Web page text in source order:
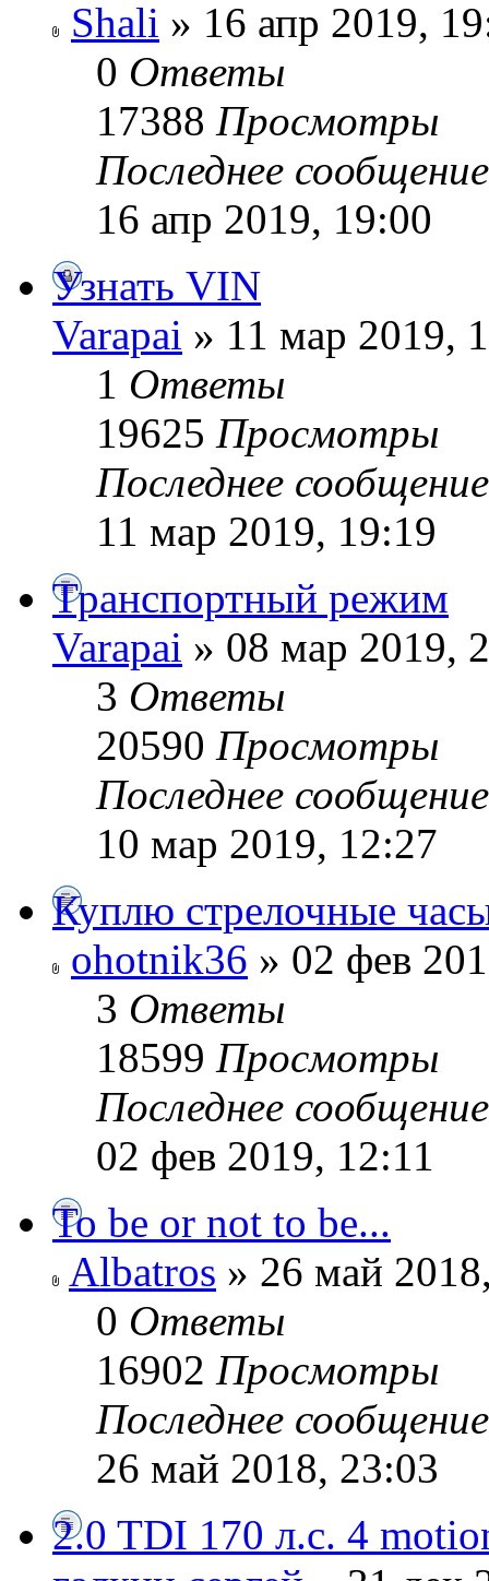
Shali » 16 апр 2019,
0 Ответы
17388 Просмотры
Последнее
16 апр 2019, 19:00
Узнать VIN
Varapai » 11 мар 2019,
1 Ответы
19625 Просмотры
Последнее
11 мар 2019, 19:19
Транспортный режим
Varapai » 08 мар 2019,
3 Ответы
20590 Просмотры
Последнее
10 мар 2019, 12:27
Куплю стрелочные
ohotnik36 » 02 фев
3 Ответы
18599 Просмотры
Последнее
02 фев 2019, 12:11
To be or not to be...
Albatros » 26 май
0 Ответы
16902 Просмотры
Последнее
26 май 2018, 23:03
2.0 TDI 170 л.с. 4